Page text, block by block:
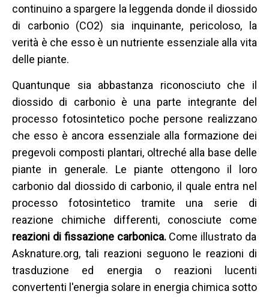
continuino a spargere la leggenda donde il diossido
di carbonio (CO2) sia inquinante, pericoloso, la
verità è che esso è un nutriente essenziale alla vita
delle piante.
Quantunque sia abbastanza riconosciuto che il
diossido di carbonio è una parte integrante del
processo fotosintetico poche persone realizzano
che esso è ancora essenziale alla formazione dei
pregevoli composti plantari, oltreché alla base delle
piante in generale. Le piante ottengono il loro
carbonio dal diossido di carbonio, il quale entra nel
processo fotosintetico tramite una serie di
reazione chimiche differenti, conosciute come
reazioni di fissazione carbonica.Come illustrato da
Asknature.org, tali reazioni seguono le reazioni di
trasduzione ed energia o reazioni lucenti
convertenti l'energia solare in energia chimica sotto